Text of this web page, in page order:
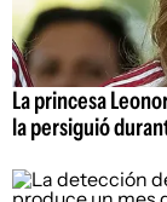
La princesa
la persiguió